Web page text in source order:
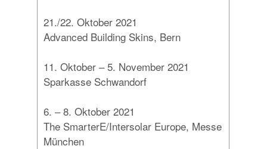
21./22. Oktober 2021
Advanced Building Skins, Bern
11. Oktober – 5. November 2021
Sparkasse Schwandorf
6. – 8. Oktober 2021
The SmarterE/Intersolar Europe, Messe
München